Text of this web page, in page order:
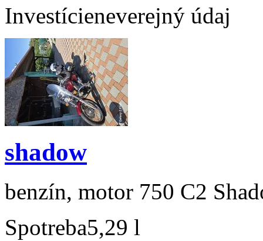
Investícieneverejný údaj
shadow
benzín, motor 750 C2
Spotreba5,29 l